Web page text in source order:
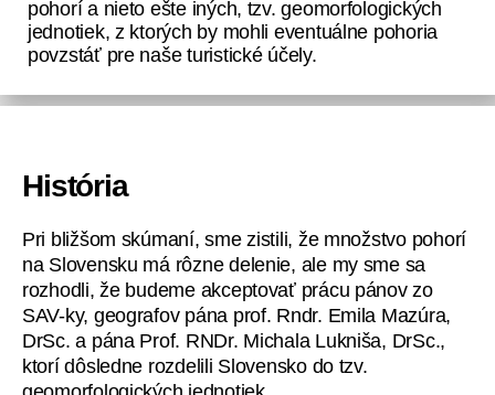
pohorí a nieto ešte iných, tzv. geomorfologických
jednotiek, z ktorých by mohli eventuálne pohoria
povzstáť pre naše turistické účely.
História
Pri bližšom skúmaní, sme zistili, že množstvo pohorí
na Slovensku má rôzne delenie, ale my sme sa
rozhodli, že budeme akceptovať prácu pánov zo
SAV-ky, geografov pána prof. Rndr. Emila Mazúra,
DrSc. a pána Prof. RNDr. Michala Lukniša, DrSc.,
ktorí dôsledne rozdelili Slovensko do tzv.